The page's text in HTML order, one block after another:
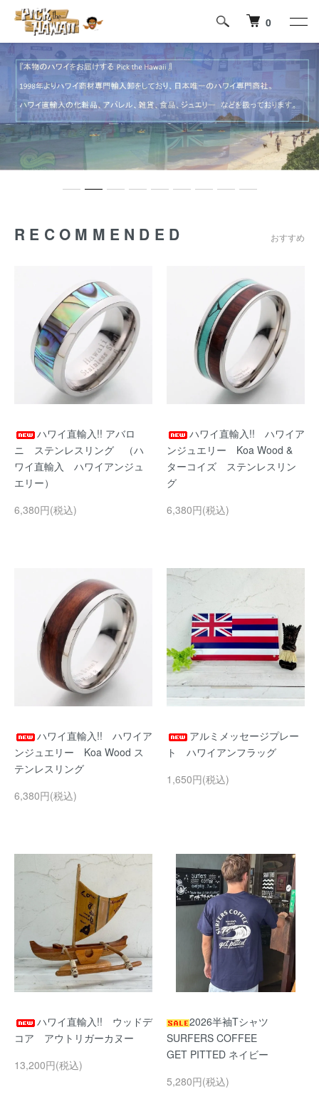
0
RECOMMENDED おすすめ
ハワイ直輸入!! アバロ
ニ ステンレスリング （ハ
ワイ直輸入 ハワイアンジュ
エリー）
6,380円(税込)
ハワイ直輸入!! ハワイア
ンジュエリー Koa Wood &
ターコイズ ステンレスリン
グ
6,380円(税込)
ハワイ直輸入!! ハワイア
ンジュエリー Koa Wood ス
テンレスリング
6,380円(税込)
アルミメッセージプレー
ト ハワイアンフラッグ
1,650円(税込)
ハワイ直輸入!! ウッドデ
コア アウトリガーカヌー
13,200円(税込)
2026半袖Tシャツ
SURFERS COFFEE
GET PITTED ネイビー
5,280円(税込)